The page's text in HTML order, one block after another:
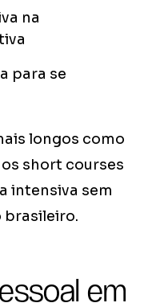
na
para se
longos como
os short courses
intensiva sem
brasileiro.
em